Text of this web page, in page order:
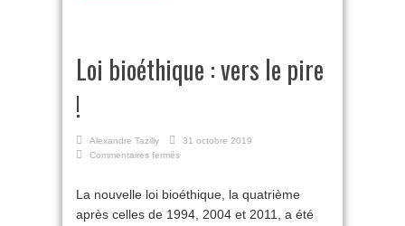
Loi bioéthique : vers le pire
!
Alexandre Tazilly
31 octobre 2019
Commentaires fermés
:
vers
La nouvelle loi bioéthique, la quatrième
après celles de 1994, 2004 et 2011, a été